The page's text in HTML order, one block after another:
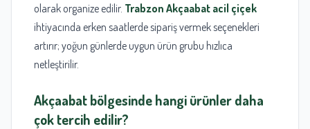
olarak organize edilir. Trabzon Akçaabat acil çiçek
ihtiyacında erken saatlerde sipariş vermek seçenekleri
artırır; yoğun günlerde uygun ürün grubu hızlıca
netleştirilir.
Akçaabat bölgesinde hangi ürünler daha
çok tercih edilir?